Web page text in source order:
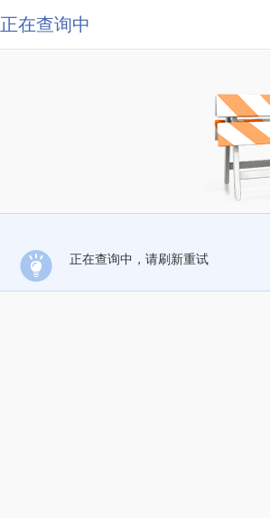
正在查询中
正在查询中，请刷新重试